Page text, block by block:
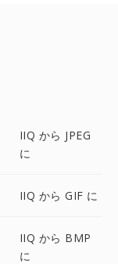
IIQ から JPEG
に
IIQ から GIF に
IIQ から BMP
に